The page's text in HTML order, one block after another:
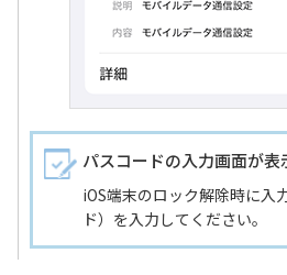
パスコードの入力画面が表
iOS端末のロック解除時に入
ド）を入力してください。